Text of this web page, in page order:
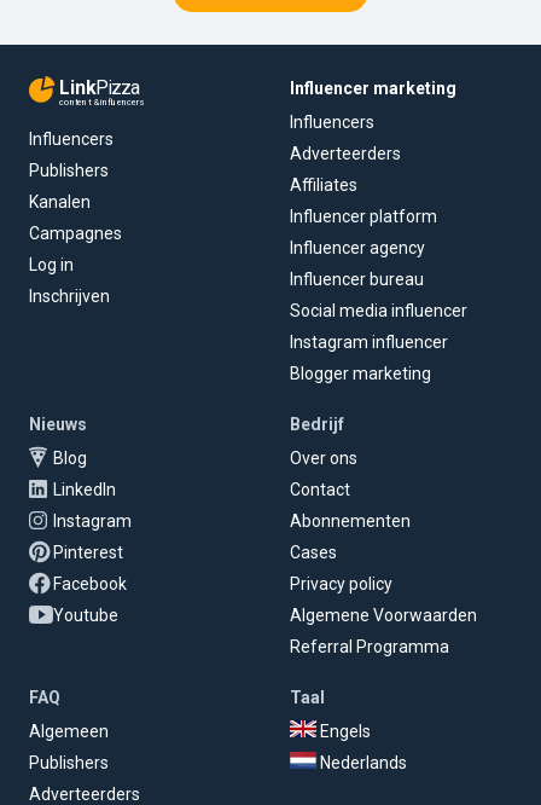
LinkPizza
content & influencers
Influencers
Publishers
Kanalen
Campagnes
Log in
Inschrijven
Influencer marketing
Influencers
Adverteerders
Affiliates
Influencer platform
Influencer agency
Influencer bureau
Social media influencer
Instagram influencer
Blogger marketing
Nieuws
Blog
LinkedIn
Instagram
Pinterest
Facebook
Youtube
Bedrijf
Over ons
Contact
Abonnementen
Cases
Privacy policy
Algemene Voorwaarden
Referral Programma
FAQ
Algemeen
Publishers
Adverteerders
Taal
Engels
Nederlands